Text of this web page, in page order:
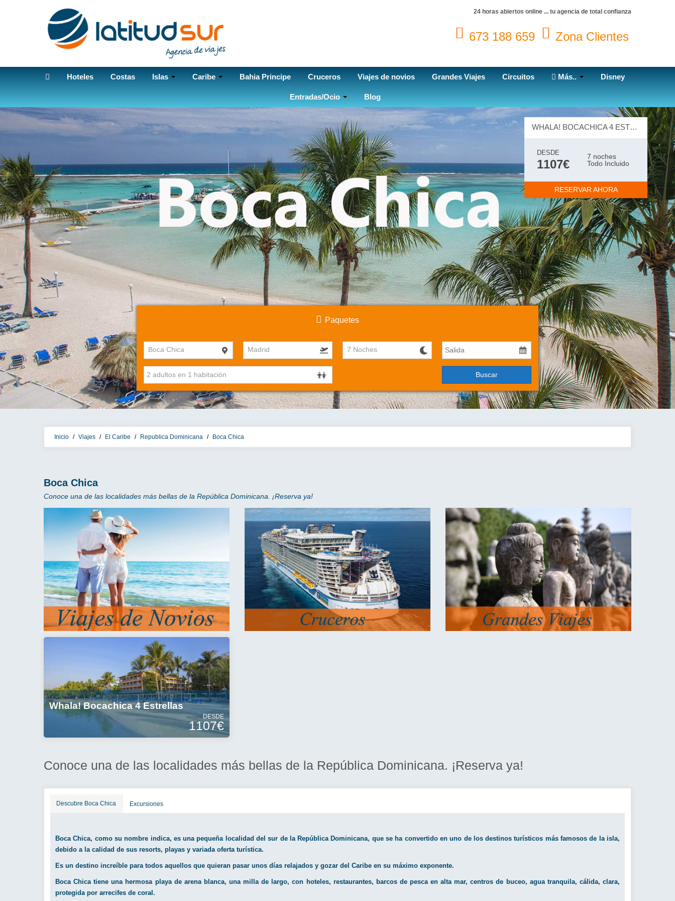
24 horas abiertos online ... tu agencia de total confianza
673 188 659 Zona Clientes
Hoteles Costas Islas Caribe Bahia Principe Cruceros Viajes de novios Grandes Viajes Circuitos Más.. Disney
Entradas/Ocio Blog
WHALA! BOCACHICA 4 ESTRELLAS
DESDE
1107€
7 noches
Todo Incluido
RESERVAR AHORA
Paquetes
Boca Chica Madrid 7 Noches
Buscar
Inicio / Viajes / El Caribe / Republica Dominicana / Boca Chica
Boca Chica
Conoce una de las localidades más bellas de la República Dominicana. ¡Reserva ya!
Whala! Bocachica 4 Estrellas
DESDE
1107€
Conoce una de las localidades más bellas de la República Dominicana. ¡Reserva ya!
Descubre Boca Chica Excursiones
Boca Chica, como su nombre indica, es una pequeña localidad del sur de la República Dominicana, que se ha convertido en uno de los destinos turísticos más famosos de la isla,
debido a la calidad de sus resorts, playas y variada oferta turística.
Es un destino increíble para todos aquellos que quieran pasar unos días relajados y gozar del Caribe en su máximo exponente.
Boca Chica tiene una hermosa playa de arena blanca, una milla de largo, con hoteles, restaurantes, barcos de pesca en alta mar, centros de buceo, agua tranquila, cálida, clara,
protegida por arrecifes de coral.